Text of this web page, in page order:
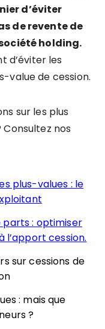
d’éviter
de revente de
holding.
d’éviter les
value de cession.
sur les plus
Consultez nos
plus-values : le
parts : optimiser
l’apport cession.
sur cessions de
: mais que
?